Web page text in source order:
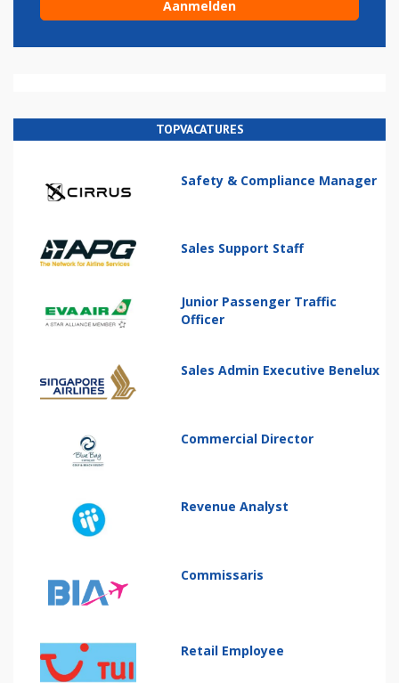
TOPVACATURES
Safety & Compliance Manager
Sales Support Staff
Junior Passenger Traffic
Officer
Sales Admin Executive Benelux
Commercial Director
Revenue Analyst
Commissaris
Retail Employee